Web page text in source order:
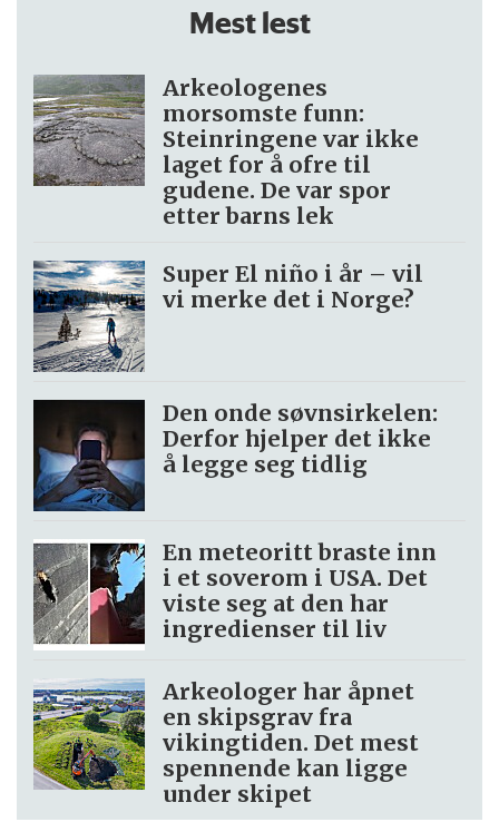
Mest lest
Arkeologenes
morsomste funn:
Steinringene var ikke
laget for å ofre til
gudene. De var spor
etter barns lek
Super El niño i år – vil
vi merke det i Norge?
Den onde søvnsirkelen:
Derfor hjelper det ikke
å legge seg tidlig
En meteoritt braste inn
i et soverom i USA. Det
viste seg at den har
ingredienser til liv
Arkeologer har åpnet
en skipsgrav fra
vikingtiden. Det mest
spennende kan ligge
under skipet